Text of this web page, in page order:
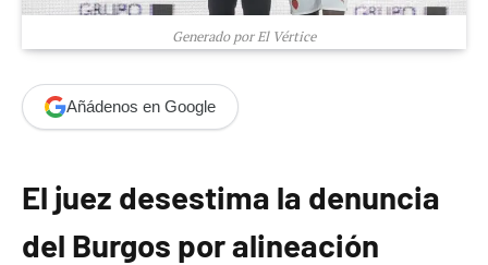
Generado por El Vértice
Añádenos en Google
El juez desestima la denuncia
del Burgos por alineación